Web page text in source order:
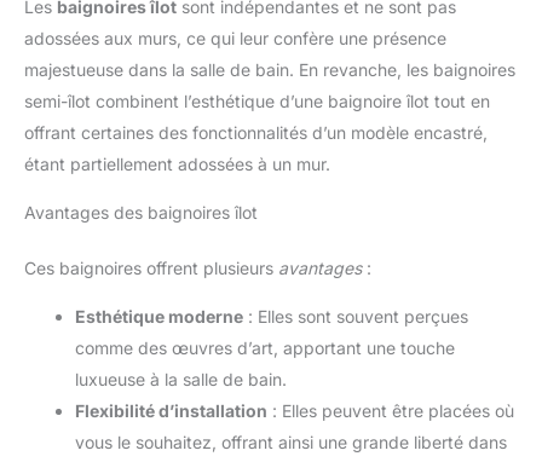
Les baignoires îlot sont indépendantes et ne sont pas
adossées aux murs, ce qui leur confère une présence
majestueuse dans la salle de bain. En revanche, les baignoires
semi-îlot combinent l’esthétique d’une baignoire îlot tout en
offrant certaines des fonctionnalités d’un modèle encastré,
étant partiellement adossées à un mur.
Avantages des baignoires îlot
Ces baignoires offrent plusieurs avantages:
Esthétique moderne : Elles sont souvent perçues
comme des œuvres d’art, apportant une touche
luxueuse à la salle de bain.
Flexibilité d’installation : Elles peuvent être placées où
vous le souhaitez, offrant ainsi une grande liberté dans